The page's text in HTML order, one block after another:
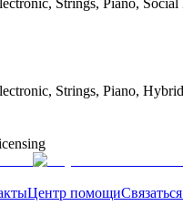
Strings, Piano,
Центр помощи